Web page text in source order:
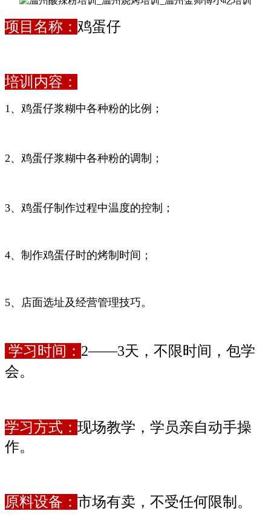
项目名称： 鸡蛋仔
培训内容：
1、鸡蛋仔浆糊中各种粉的比例；
2、 鸡蛋仔浆糊中各种粉的调制；
3、 鸡蛋仔制作过程中温度的控制；
4、制作鸡蛋仔时的烤制时间；
5、店面选址及经营管理技巧。
学习时间： 2——3天，不限时间，包学
会。
学习方式： 现场教学，学员亲自动手操
作。
原料设备： 市场有卖，不受任何限制。